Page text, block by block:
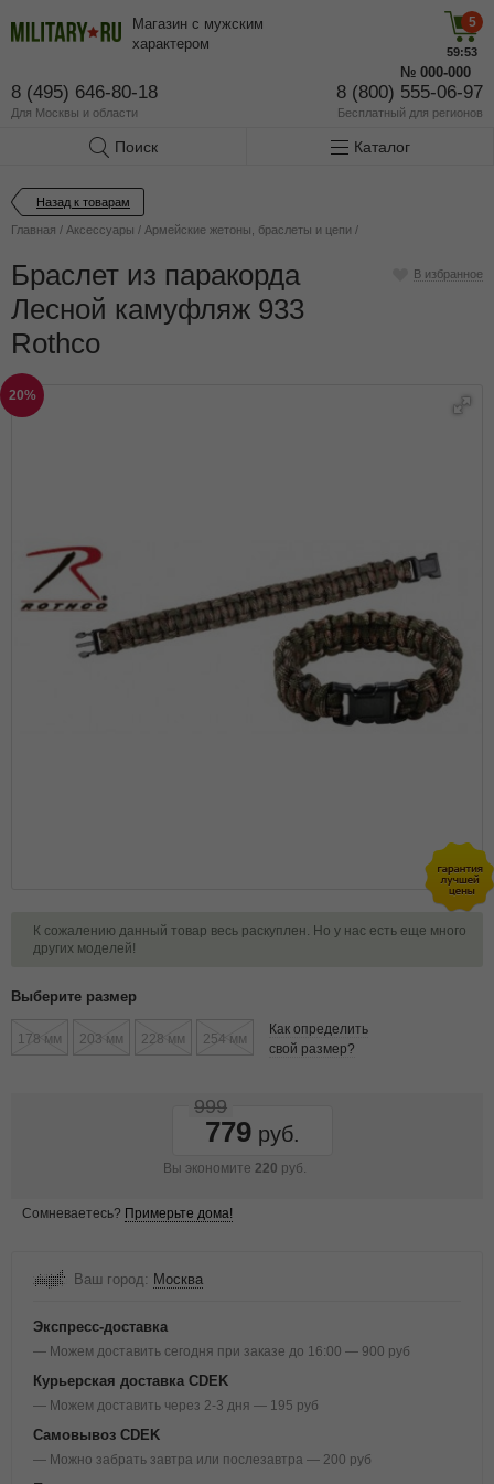
Магазин с мужским
характером
8 (495) 646-80-18
Для Москвы и области
8 (800) 555-06-97
Бесплатный для регионов
5
59:53
№ 000-000
Поиск Каталог
Назад к товарам
Главная / Аксессуары / Армейские жетоны, браслеты и цепи /
Браслет из паракорда
Лесной камуфляж 933
Rothco
В избранное
20%
К сожалению данный товар весь раскуплен. Но у нас есть еще много
других моделей!
Выберите размер
178 мм 203 мм 228 мм 254 мм
Как определить
свой размер?
779
999
Вы экономите 220 руб.
Сомневаетесь? Примерьте дома!
Ваш город: Москва
Экспресс-доставка
— Можем доставить сегодня при заказе до 16:00 — 900 руб
Курьерская доставка CDEK
— Можем доставить через 2-3 дня — 195 руб
Самовывоз CDEK
— Можно забрать завтра или послезавтра — 200 руб